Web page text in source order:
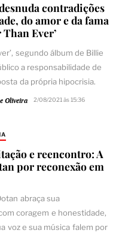
contradições
do amor e da fama
Ever’
segundo álbum de Billie
a responsabilidade de
da própria hipocrisia.
Oliveira 2/08/2021 às 15:36
e reencontro: A
por reconexão em
abraça sua
coragem e honestidade,
voz e sua música falem por